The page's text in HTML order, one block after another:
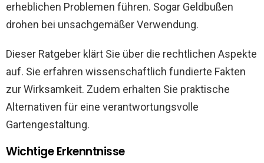
erheblichen Problemen führen. Sogar Geldbußen
drohen bei unsachgemäßer Verwendung.
Dieser Ratgeber klärt Sie über die rechtlichen Aspekte
auf. Sie erfahren wissenschaftlich fundierte Fakten
zur Wirksamkeit. Zudem erhalten Sie praktische
Alternativen für eine verantwortungsvolle
Gartengestaltung.
Wichtige Erkenntnisse